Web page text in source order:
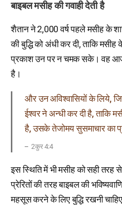
बाइबल मसीह की गवाही देती है
शैतान ने 2,000 वर्ष पहले मसीह के
की बुद्धि को अंधी कर दी, ताकि
प्रकाश उन पर न चमक सके। वह
है।
और उन अविश्वासियों के लिये,
ईश्वर ने अन्धी कर दी है, ताकि
है, उसके तेजोमय सुसमाचार का
2कुर 4:4
इस स्थिति में भी मसीह को सही
प्रेरितों की तरह बाइबल की
महसूस करने के लिए बुद्धि रखनी